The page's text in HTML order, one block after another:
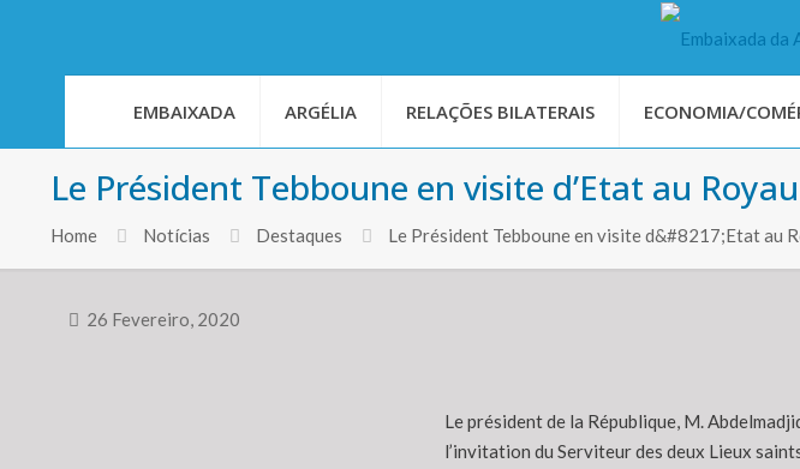
EMBAIXADA ARGÉLIA RELAÇÕES BILATERAIS ECONOMIA/
Le Président Tebboune en visite d’Etat au
Home Notícias Destaques Le Président Tebboune en visite d&#8217;Etat au
26 Fevereiro, 2020
Le président de la République, M.
l’invitation du Serviteur des deux Lieux